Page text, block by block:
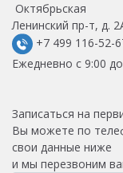
Октябрьская
Ленинский пр-т, д.
+7 499 116-52-
Ежедневно с 9:00
Записаться на
Вы можете по
свои данные ниже
и мы перезвоним